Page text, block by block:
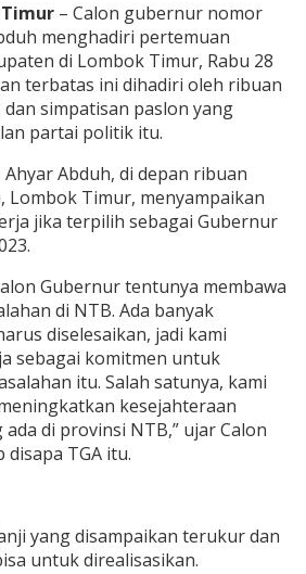
– Calon gubernur nomor
menghadiri pertemuan
di Lombok Timur, Rabu 28
terbatas ini dihadiri oleh ribuan
simpatisan paslon yang
partai politik itu.
Abduh, di depan ribuan
Lombok Timur, menyampaikan
jika terpilih sebagai Gubernur
Gubernur tentunya membawa
di NTB. Ada banyak
diselesaikan, jadi kami
sebagai komitmen untuk
itu. Salah satunya, kami
kesejahteraan
di provinsi NTB,” ujar Calon
TGA itu.
yang disampaikan terukur dan
untuk direalisasikan.